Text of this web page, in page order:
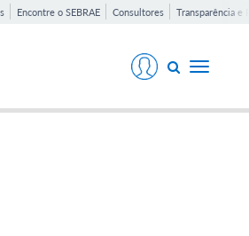
Encontre o SEBRAE Consultores Transparência e
Toggle